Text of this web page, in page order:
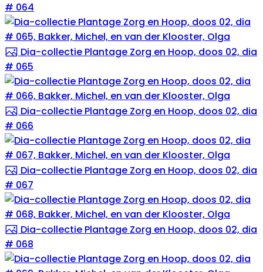
# 064
Dia-collectie Plantage Zorg en Hoop, doos 02, dia
# 065
Dia-collectie Plantage Zorg en Hoop, doos 02, dia
# 066
Dia-collectie Plantage Zorg en Hoop, doos 02, dia
# 067
Dia-collectie Plantage Zorg en Hoop, doos 02, dia
# 068